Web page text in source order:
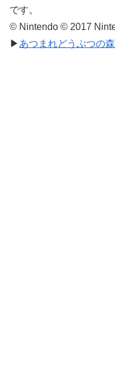
です。
© Nintendo © 2017
▶ あつまれどうぶつの